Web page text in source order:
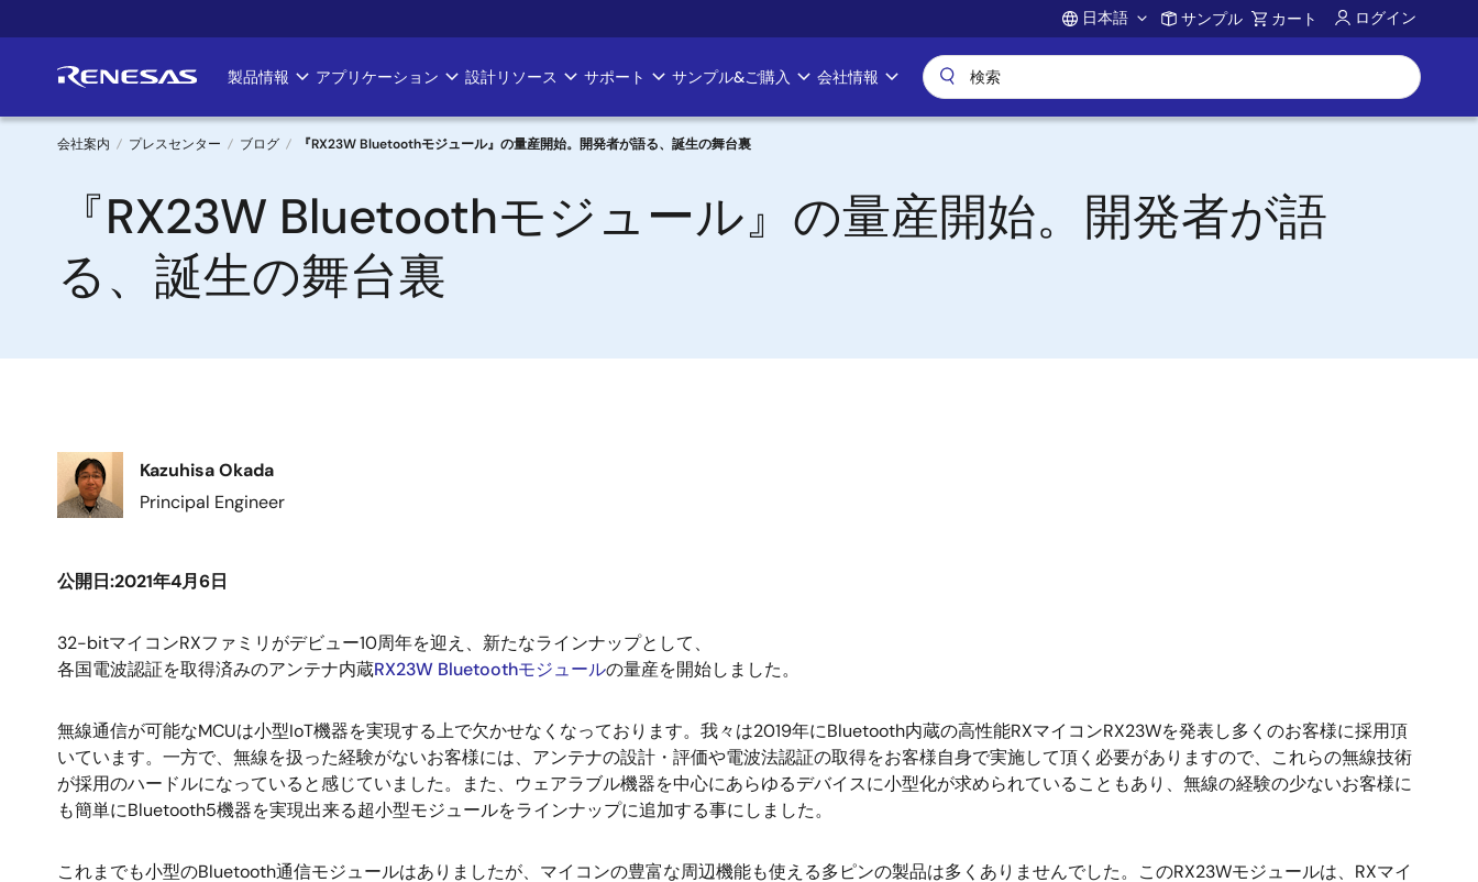
イ
ン
Account
日本語 サンプル カート ログイン
Main
navigation
製品情報 アプリケーション 設計リソース サポート サンプル&ご購入 会社情報
パ
ン
く
会社案内 プレスセンター ブログ 『RX23W Bluetoothモジュール』の量産開始。開発者が語る、誕生の舞台裏
『RX23W Bluetoothモジュール』の量産開始。開発者が語
る、誕生の舞台裏
像
Kazuhisa Okada
Principal Engineer
公開日:2021年4月6日
32-bitマイコンRXファミリがデビュー10周年を迎え、新たなラインナップとして、
各国電波認証を取得済みのアンテナ内蔵RX23W Bluetoothモジュールの量産を開始しました。
無線通信が可能なMCUは小型IoT機器を実現する上で欠かせなくなっております。我々は2019年にBluetooth内蔵の高性能RXマイコンRX23Wを発表し多くのお客様に採用頂
いています。一方で、無線を扱った経験がないお客様には、アンテナの設計・評価や電波法認証の取得をお客様自身で実施して頂く必要がありますので、これらの無線技術
が採用のハードルになっていると感じていました。また、ウェアラブル機器を中心にあらゆるデバイスに小型化が求められていることもあり、無線の経験の少ないお客様に
も簡単にBluetooth5機器を実現出来る超小型モジュールをラインナップに追加する事にしました。
これまでも小型のBluetooth通信モジュールはありましたが、マイコンの豊富な周辺機能も使える多ピンの製品は多くありませんでした。このRX23Wモジュールは、RXマイ